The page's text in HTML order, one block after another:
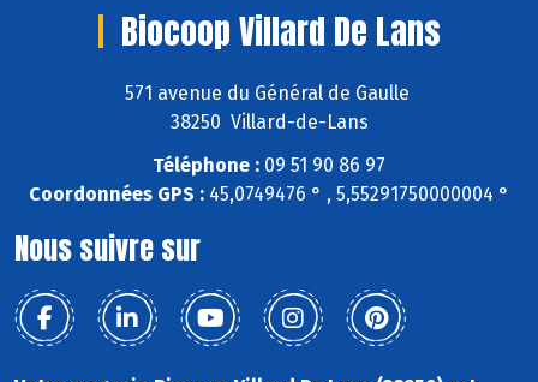
Biocoop Villard De Lans
571 avenue du Général de Gaulle
38250 Villard-de-Lans
Téléphone : 09 51 90 86 97
Coordonnées GPS : 45,0749476 ° , 5,55291750000004 °
Nous suivre sur